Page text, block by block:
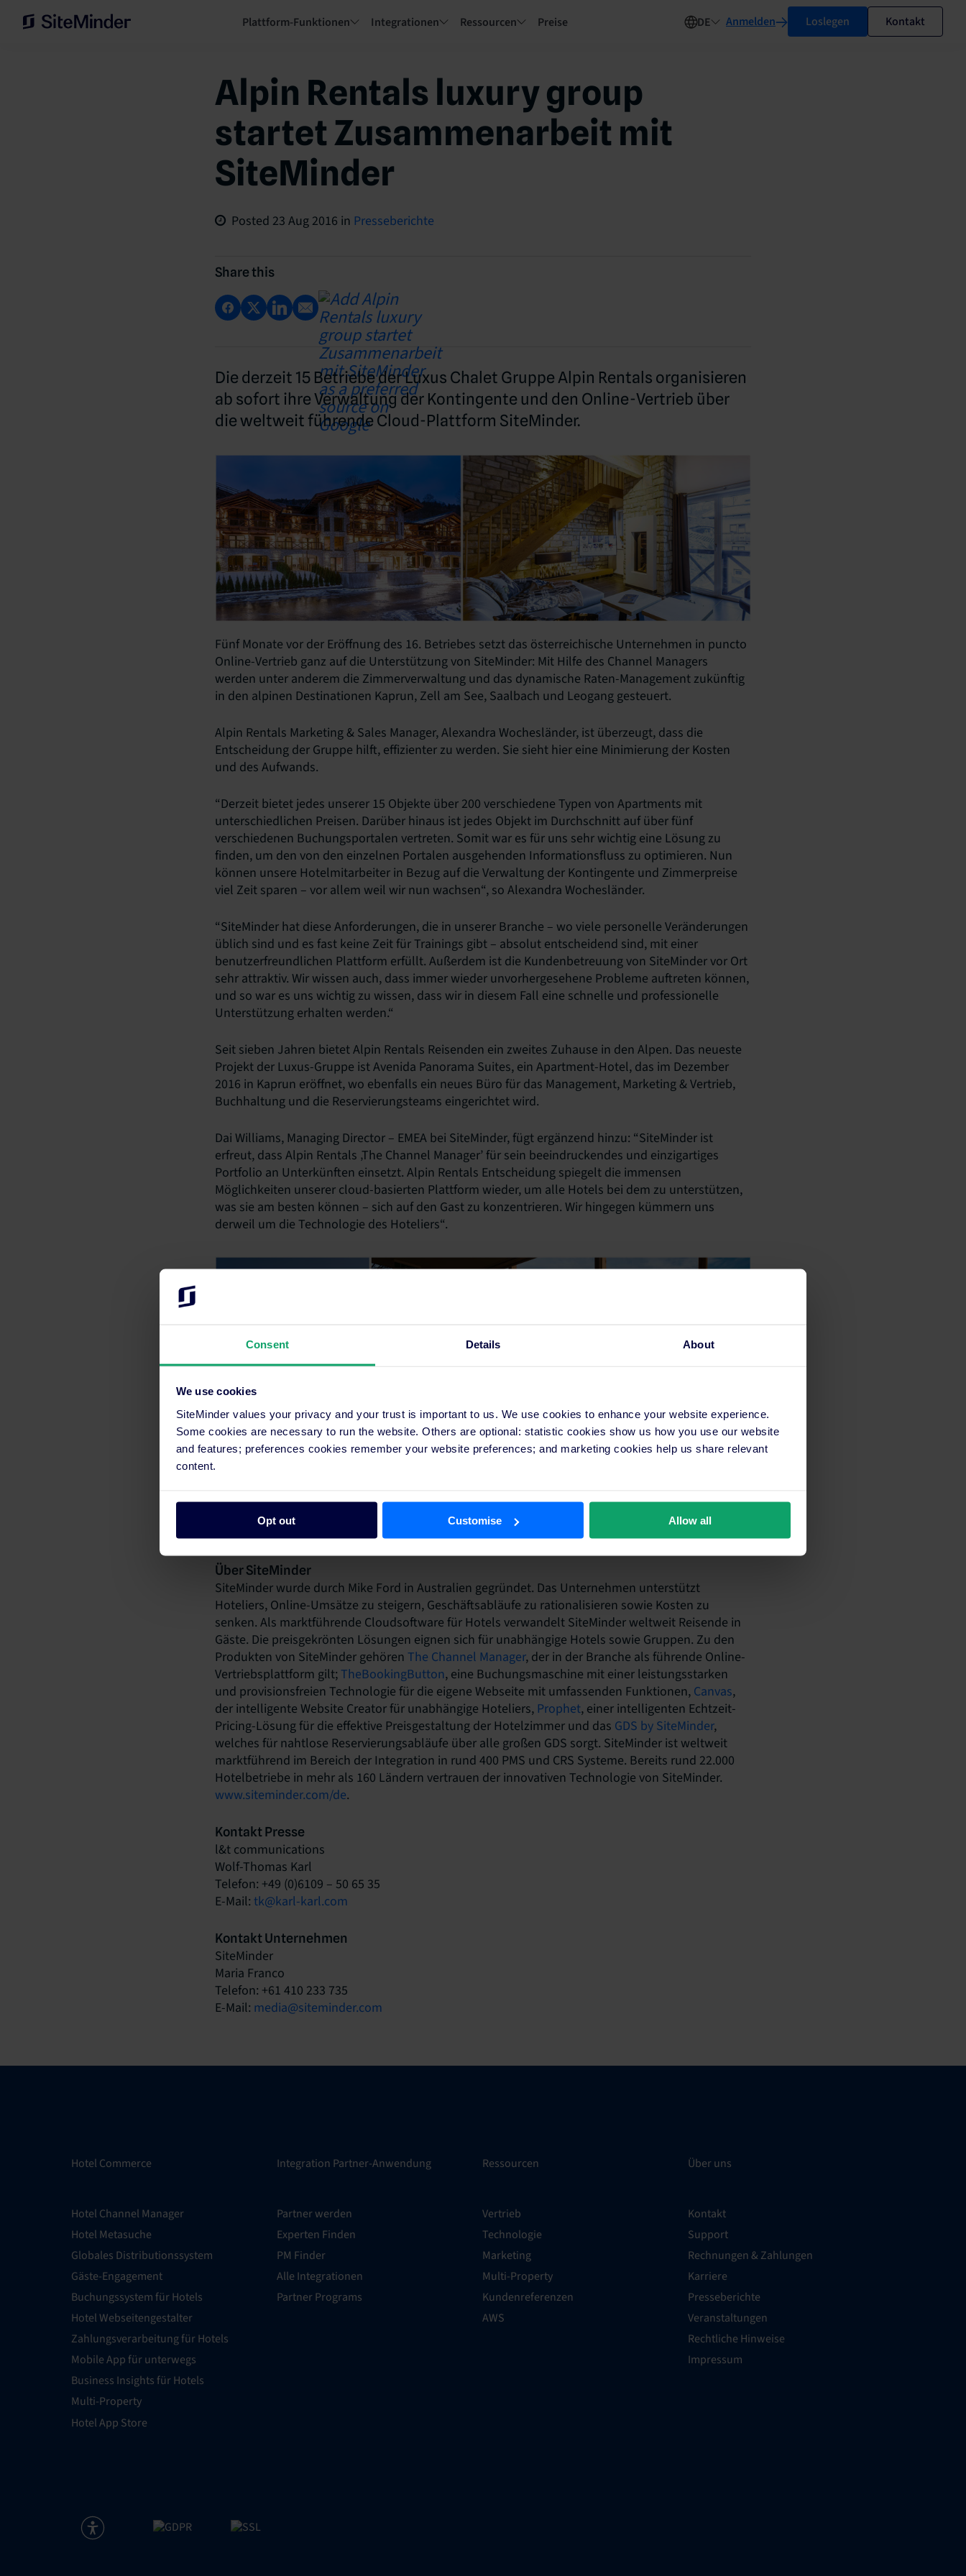
Consent Details About
We use cookies
SiteMinder values your privacy and your trust is important to us. We use cookies to enhance your website experience.
Some cookies are necessary to run the website. Others are optional: statistic cookies show us how you use our website
and features; preferences cookies remember your website preferences; and marketing cookies help us share relevant
content.
Opt out Customise Allow all
Plattform-Funktionen Integrationen Ressourcen Preise DE Anmelden Loslegen Kontakt
Alpin Rentals luxury group
startet Zusammenarbeit mit
SiteMinder
Posted 23 Aug 2016 in Presseberichte
Share this
Die derzeit 15 Betriebe der Luxus Chalet Gruppe Alpin Rentals organisieren
ab sofort ihre Verwaltung der Kontingente und den Online-Vertrieb über
die weltweit führende Cloud-Plattform SiteMinder.
Fünf Monate vor der Eröffnung des 16. Betriebes setzt das österreichische Unternehmen in puncto
Online-Vertrieb ganz auf die Unterstützung von SiteMinder: Mit Hilfe des Channel Managers
werden unter anderem die Zimmerverwaltung und das dynamische Raten-Management zukünftig
in den alpinen Destinationen Kaprun, Zell am See, Saalbach und Leogang gesteuert.
Alpin Rentals Marketing & Sales Manager, Alexandra Wochesländer, ist überzeugt, dass die
Entscheidung der Gruppe hilft, effizienter zu werden. Sie sieht hier eine Minimierung der Kosten
und des Aufwands.
“Derzeit bietet jedes unserer 15 Objekte über 200 verschiedene Typen von Apartments mit
unterschiedlichen Preisen. Darüber hinaus ist jedes Objekt im Durchschnitt auf über fünf
verschiedenen Buchungsportalen vertreten. Somit war es für uns sehr wichtig eine Lösung zu
finden, um den von den einzelnen Portalen ausgehenden Informationsfluss zu optimieren. Nun
können unsere Hotelmitarbeiter in Bezug auf die Verwaltung der Kontingente und Zimmerpreise
viel Zeit sparen – vor allem weil wir nun wachsen“, so Alexandra Wochesländer.
“SiteMinder hat diese Anforderungen, die in unserer Branche – wo viele personelle Veränderungen
üblich sind und es fast keine Zeit für Trainings gibt – absolut entscheidend sind, mit einer
benutzerfreundlichen Plattform erfüllt. Außerdem ist die Kundenbetreuung von SiteMinder vor Ort
sehr attraktiv. Wir wissen auch, dass immer wieder unvorhergesehene Probleme auftreten können,
und so war es uns wichtig zu wissen, dass wir in diesem Fall eine schnelle und professionelle
Unterstützung erhalten werden.“
Seit sieben Jahren bietet Alpin Rentals Reisenden ein zweites Zuhause in den Alpen. Das neueste
Projekt der Luxus-Gruppe ist Avenida Panorama Suites, ein Apartment-Hotel, das im Dezember
2016 in Kaprun eröffnet, wo ebenfalls ein neues Büro für das Management, Marketing & Vertrieb,
Buchhaltung und die Reservierungsteams eingerichtet wird.
Dai Williams, Managing Director – EMEA bei SiteMinder, fügt ergänzend hinzu: “SiteMinder ist
erfreut, dass Alpin Rentals ‚The Channel Manager’ für sein beeindruckendes und einzigartiges
Portfolio an Unterkünften einsetzt. Alpin Rentals Entscheidung spiegelt die immensen
Möglichkeiten unserer cloud-basierten Plattform wieder, um alle Hotels bei dem zu unterstützen,
was sie am besten können – sich auf den Gast zu konzentrieren. Wir hingegen kümmern uns
derweil um die Technologie des Hoteliers“.
Über Alpin Rentals
Regionen Kaprun, Zell am See, Saalbach und Leogang, umgeben von atemberaubenden
Landschaften mit Seen, Bergen sowie den Kitzbüheler Alpen. Weitere Informationen unter:
alpinrentals.com.
Über SiteMinder
SiteMinder wurde durch Mike Ford in Australien gegründet. Das Unternehmen unterstützt
Hoteliers, Online-Umsätze zu steigern, Geschäftsabläufe zu rationalisieren sowie Kosten zu
senken. Als marktführende Cloudsoftware für Hotels verwandelt SiteMinder weltweit Reisende in
Gäste. Die preisgekrönten Lösungen eignen sich für unabhängige Hotels sowie Gruppen. Zu den
Produkten von SiteMinder gehören The Channel Manager, der in der Branche als führende Online-
Vertriebsplattform gilt;TheBookingButton, eine Buchungsmaschine mit einer leistungsstarken
und provisionsfreien Technologie für die eigene Webseite mit umfassenden Funktionen, Canvas,
der intelligente Website Creator für unabhängige Hoteliers, Prophet, einer intelligenten Echtzeit-
Pricing-Lösung für die effektive Preisgestaltung der Hotelzimmer und das GDS by SiteMinder,
welches für nahtlose Reservierungsabläufe über alle großen GDS sorgt. SiteMinder ist weltweit
marktführend im Bereich der Integration in rund 400 PMS und CRS Systeme. Bereits rund 22.000
Hotelbetriebe in mehr als 160 Ländern vertrauen der innovativen Technologie von SiteMinder.
www.siteminder.com/de.
Kontakt Presse
l&t communications
Wolf-Thomas Karl
Telefon: +49 (0)6109 – 50 65 35
E-Mail: tk@karl-karl.com
Kontakt Unternehmen
SiteMinder
Maria Franco
Telefon: +61 410 233 735
E-Mail: media@siteminder.com
Hotel Commerce
Hotel Channel Manager
Hotel Metasuche
Globales Distributionssystem
Gäste-Engagement
Buchungssystem für Hotels
Hotel Webseitengestalter
Zahlungsverarbeitung für Hotels
Mobile App für unterwegs
Business Insights für Hotels
Multi-Property
Hotel App Store
Integration Partner-Anwendung
Partner werden
Experten Finden
PM Finder
Alle Integrationen
Partner Programs
Ressourcen
Vertrieb
Technologie
Marketing
Multi-Property
Kundenreferenzen
AWS
Über uns
Kontakt
Support
Rechnungen & Zahlungen
Karriere
Presseberichte
Veranstaltungen
Rechtliche Hinweise
Impressum